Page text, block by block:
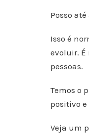
Posso
Isso é
evoluir.
pessoas.
Temos o
positivo
Veja um